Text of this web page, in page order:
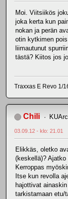
Moi. Viitsiikös
joka kerta kun
nokan ja perän
otin kytkimen
liimautunut
tästä? Kiitos jos
Traxxas E Revo 1/
Chili KUArc
03.09.12 - klo: 21.01
Elikkäs, oletko
(keskellä)?
Kerroppas
Itse kun revolla
hajottivat
tarkistamaan etu/